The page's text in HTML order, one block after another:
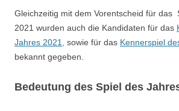
Gleichzeitig mit dem Vorentscheid für das
2021 wurden auch die Kandidaten für das
Jahres 2021, sowie für das Kennerspiel
bekannt gegeben.
Bedeutung des Spiel des